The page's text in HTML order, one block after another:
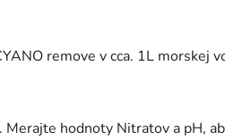
remove v cca. 1L morskej
hodnoty Nitratov a pH,